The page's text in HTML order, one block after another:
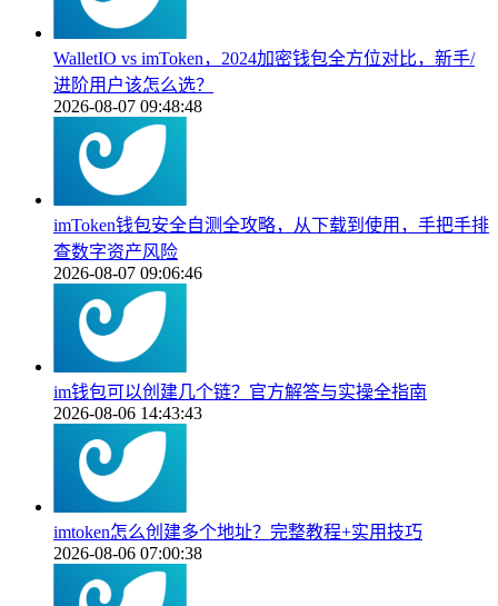
WalletIO vs imToken，2024加密钱包全方位对比，新手/
进阶用户该怎么选？
2026-08-07 09:48:48
imToken钱包安全自测全攻略，从下载到使用，手把手排
查数字资产风险
2026-08-07 09:06:46
im钱包可以创建几个链？官方解答与实操全指南
2026-08-06 14:43:43
imtoken怎么创建多个地址？完整教程+实用技巧
2026-08-06 07:00:38